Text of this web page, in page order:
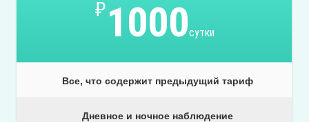
₽1000сутки
Все, что содержит предыдущий тариф
Дневное и ночное наблюдение